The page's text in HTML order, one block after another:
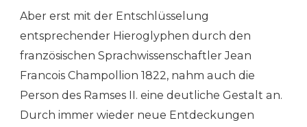
Aber erst mit der Entschlüsselung
entsprechender Hieroglyphen durch den
französischen Sprachwissenschaftler Jean
Francois Champollion 1822, nahm auch die
Person des Ramses II. eine deutliche Gestalt an.
Durch immer wieder neue Entdeckungen